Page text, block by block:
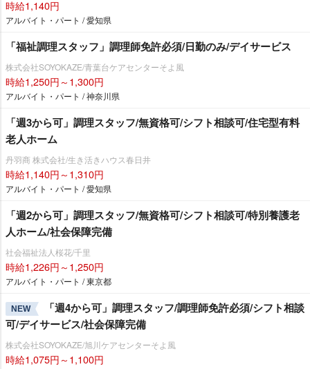
時給1,140円
アルバイト・パート / 愛知県
「福祉調理スタッフ」調理師免許必須/日勤のみ/デイサービス
株式会社SOYOKAZE/青葉台ケアセンターそよ風
時給1,250円～1,300円
アルバイト・パート / 神奈川県
「週3から可」調理スタッフ/無資格可/シフト相談可/住宅型有料
老人ホーム
丹羽商 株式会社/生き活きハウス春日井
時給1,140円～1,310円
アルバイト・パート / 愛知県
「週2から可」調理スタッフ/無資格可/シフト相談可/特別養護老
人ホーム/社会保障完備
社会福祉法人桜花/千里
時給1,226円～1,250円
アルバイト・パート / 東京都
NEW
「週4から可」調理スタッフ/調理師免許必須/シフト相談
可/デイサービス/社会保障完備
株式会社SOYOKAZE/旭川ケアセンターそよ風
時給1,075円～1,100円